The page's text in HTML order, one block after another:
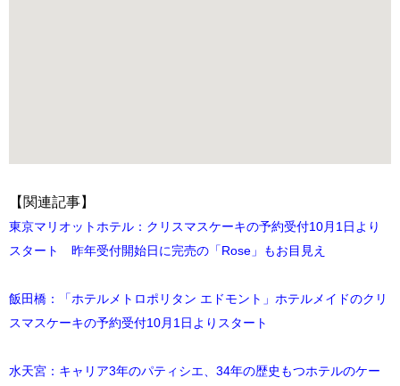
【関連記事】
東京マリオットホテル：クリスマスケーキの予約受付10月1日より
スタート 昨年受付開始日に完売の「Rose」もお目見え
飯田橋：「ホテルメトロポリタン エドモント」ホテルメイドのクリ
スマスケーキの予約受付10月1日よりスタート
水天宮：キャリア3年のパティシエ、34年の歴史もつホテルのケー